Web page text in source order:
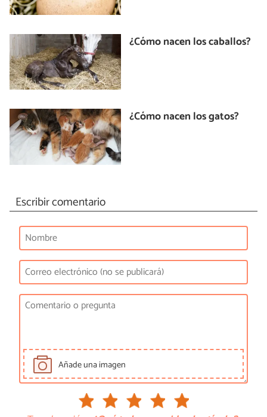
¿Cómo nacen los caballos?
¿Cómo nacen los gatos?
Escribir comentario
Añade una imagen